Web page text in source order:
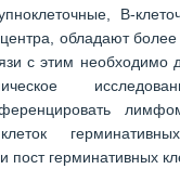
В-
обладают
с этим необходимо
пост герминативных